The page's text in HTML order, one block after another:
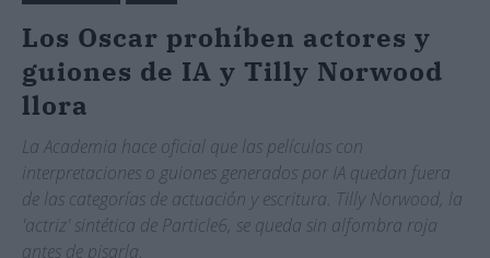
Los Oscar prohíben actores y
guiones de IA y Tilly Norwood
llora
La Academia hace oficial que las películas con
interpretaciones o guiones generados por IA quedan fuera
de las categorías de actuación y escritura. Tilly Norwood, la
'actriz' sintética de Particle6, se queda sin alfombra roja
antes de pisarla.